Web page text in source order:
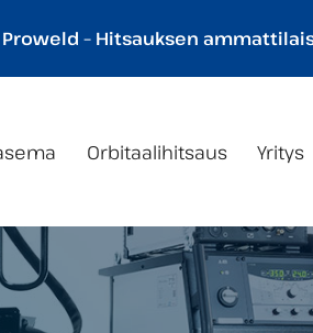
Proweld – Hitsauksen
Orbitaalihitsaus Yritys